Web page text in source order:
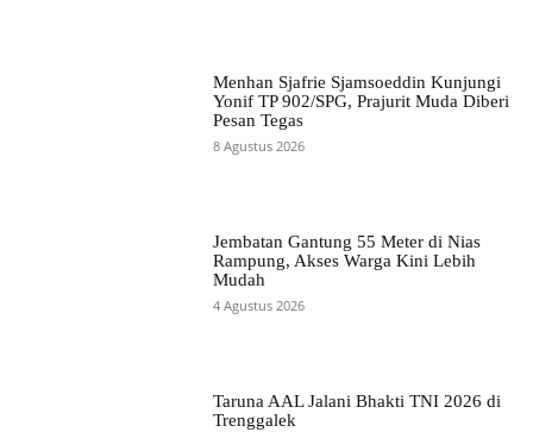
Menhan Sjafrie Sjamsoeddin Kunjungi
Yonif TP 902/SPG, Prajurit Muda Diberi
Pesan Tegas
8 Agustus 2026
Jembatan Gantung 55 Meter di Nias
Rampung, Akses Warga Kini Lebih
Mudah
4 Agustus 2026
Taruna AAL Jalani Bhakti TNI 2026 di
Trenggalek